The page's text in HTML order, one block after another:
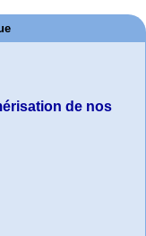
de nos